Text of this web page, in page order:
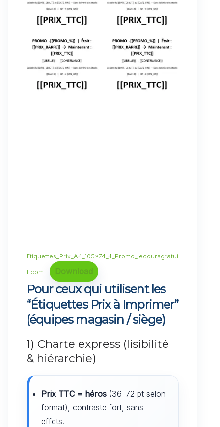
Etiquettes_Prix_A4_105x74_4_Promo_lecoursgratui
t.com Download
Pour ceux qui utilisentles
“Étiquettes Prix à Imprimer”
(équipes magasin / siège)
1) Charte express (lisibilité
& hiérarchie)
Prix TTC = héros (36–72 pt selon
format), contraste fort, sans
effets.